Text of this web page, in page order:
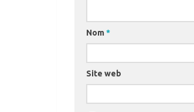
Nom *
Site web